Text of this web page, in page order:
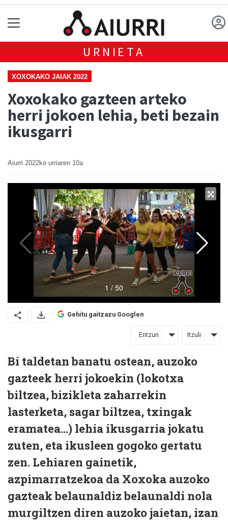
URNIETA
XOXOKAKO JAIAK 2022
Xoxokako gazteen arteko
herri jokoen lehia, beti bezain
ikusgarri
Aiurri 2022ko urriaren 10a
Gehitu gaitzazu Googlen
Entzun Itzuli
Bi taldetan banatu ostean, auzoko
gazteek herri jokoekin (lokotxa
biltzea, bizikleta zaharrekin
lasterketa, sagar biltzea, txingak
eramatea…) lehia ikusgarria jokatu
zuten, eta ikusleen gogoko gertatu
zen. Lehiaren gainetik,
azpimarratzekoa da Xoxoka auzoko
gazteak belaunaldiz belaunaldi nola
murgiltzen diren auzoko jaietan, izan